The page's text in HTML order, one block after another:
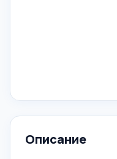
Описание